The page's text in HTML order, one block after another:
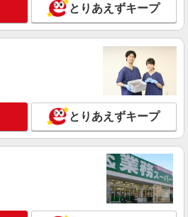
とりあえずキープ
とりあえずキープ